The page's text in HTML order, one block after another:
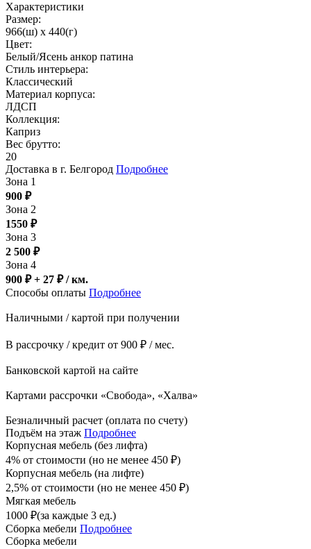
Характеристики
Размер:
966(ш) x 440(г)
Цвет:
Белый/Ясень анкор патина
Стиль интерьера:
Классический
Материал корпуса:
ЛДСП
Коллекция:
Каприз
Вес брутто:
20
Доставка в г. Белгород Подробнее
Зона 1
900 ₽
Зона 2
1550 ₽
Зона 3
2 500 ₽
Зона 4
900 ₽ + 27 ₽/ км.
Способы оплаты Подробнее
Наличными / картой при получении
В рассрочку / кредит от 900 ₽ / мес.
Банковской картой на сайте
Картами рассрочки «Свобода», «Халва»
Безналичный расчет (оплата по счету)
Подъём на этаж Подробнее
Корпусная мебель (без лифта)
4% от стоимости (но не менее 450 ₽)
Корпусная мебель (на лифте)
2,5% от стоимости (но не менее 450 ₽)
Мягкая мебель
1000 ₽(за каждые 3 ед.)
Сборка мебели Подробнее
Сборка мебели